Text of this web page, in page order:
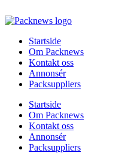
to
Startside
Om Packnews
Kontakt oss
Annonsér
Packsuppliers
Startside
Om Packnews
Kontakt oss
Annonsér
Packsuppliers